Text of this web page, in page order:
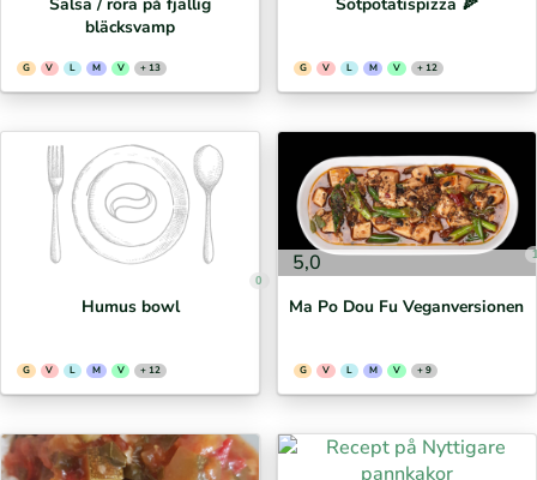
bläcksvamp
G V L M V + 13 G V L M V + 12
0
Humus bowl
G V L M V + 12
5,0
Ma Po Dou Fu Veganversionen
G V L M V + 9